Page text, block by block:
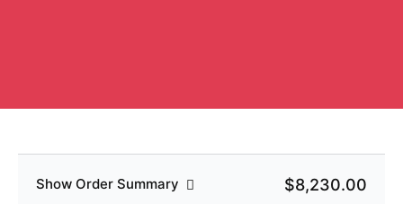
Show Order Summary $8,230.00